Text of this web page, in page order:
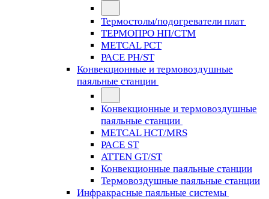
Термостолы/подогреватели плат
ТЕРМОПРО НП/СТМ
METCAL PCT
PACE PH/ST
Конвекционные и термовоздушные
паяльные станции
Конвекционные и термовоздушные
паяльные станции
METCAL HCT/MRS
PACE ST
ATTEN GT/ST
Конвекционные паяльные станции
Термовоздушные паяльные станции
Инфракрасные паяльные системы